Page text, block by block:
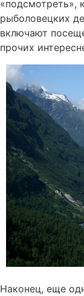
«подсмотреть»,
рыболовецких
включают
прочих
Наконец, еще